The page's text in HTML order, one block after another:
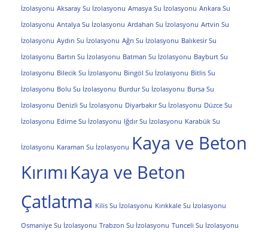
İzolasyonu Aksaray Su İzolasyonu Amasya Su İzolasyonu Ankara Su
İzolasyonu Antalya Su İzolasyonu Ardahan Su İzolasyonu Artvin Su
İzolasyonu Aydın Su İzolasyonu Ağrı Su İzolasyonu Balıkesir Su
İzolasyonu Bartın Su İzolasyonu Batman Su İzolasyonu Bayburt Su
İzolasyonu Bilecik Su İzolasyonu Bingöl Su İzolasyonu Bitlis Su
İzolasyonu Bolu Su İzolasyonu Burdur Su İzolasyonu Bursa Su
İzolasyonu Denizli Su İzolasyonu Diyarbakır Su İzolasyonu Düzce Su
İzolasyonu Edirne Su İzolasyonu Iğdır Su İzolasyonu Karabük Su
İzolasyonu Karaman Su İzolasyonu Kaya ve Beton
Kırımı Kaya ve Beton
Çatlatma Kilis Su İzolasyonu Kırıkkale Su İzolasyonu
Osmaniye Su İzolasyonu Trabzon Su İzolasyonu Tunceli Su İzolasyonu